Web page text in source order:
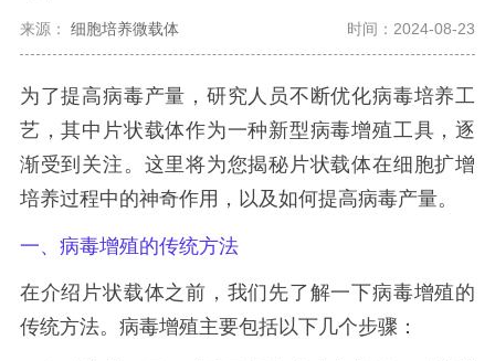
来源： 细胞培养微载体 时间：2024-08-23
为了提高病毒产量，研究人员不断优化病毒培养工
艺，其中片状载体作为一种新型病毒增殖工具，逐
渐受到关注。这里将为您揭秘片状载体在细胞扩增
培养过程中的神奇作用，以及如何提高病毒产量。
一、病毒增殖的传统方法
在介绍片状载体之前，我们先了解一下病毒增殖的
传统方法。病毒增殖主要包括以下几个步骤：